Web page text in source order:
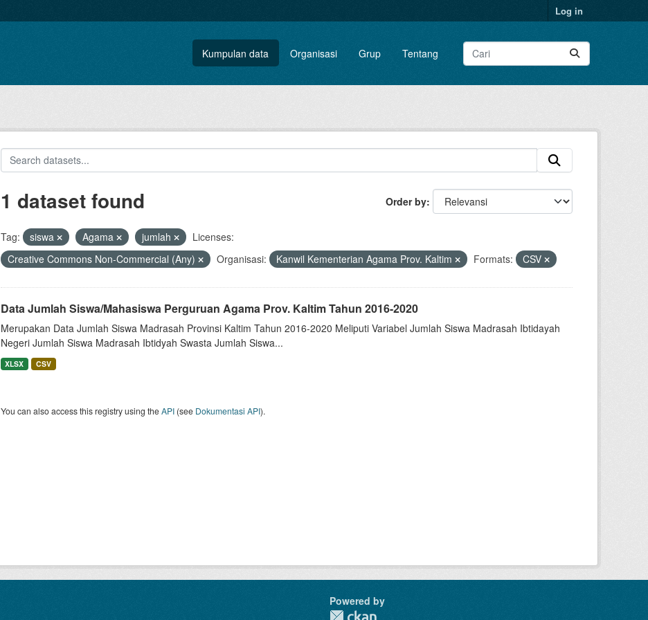
Log in
Kumpulan data Organisasi Grup Tentang
Order by
1 dataset found
Tag: siswa Agama jumlah
Licenses:
Creative Commons Non-Commercial (Any)
Organisasi: Kanwil Kementerian Agama Prov. Kaltim Formats: CSV
Data Jumlah Siswa/Mahasiswa Perguruan Agama Prov. Kaltim Tahun 2016-2020
Merupakan Data Jumlah Siswa Madrasah Provinsi Kaltim Tahun 2016-2020 Meliputi Variabel Jumlah Siswa Madrasah Ibtidayah
Negeri Jumlah Siswa Madrasah Ibtidyah Swasta Jumlah Siswa...
XLSX CSV
You can also access this registry using theAPI(see Dokumentasi API).
Powered by